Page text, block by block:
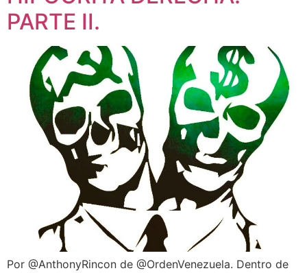
PARTE II.
Por @AnthonyRincon de @OrdenVenezuela. Dentro de